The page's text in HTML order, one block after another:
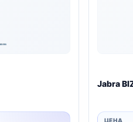
Jabra